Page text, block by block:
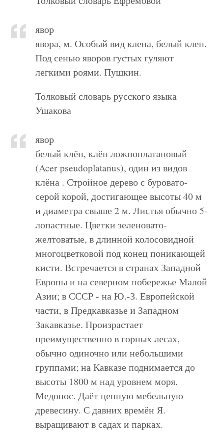
явор
явора, м. Особый вид клена, белый клен.
Под сенью яворов густых гуляют
легкими роями. Пушкин.
Толковый словарь русского языка
Ушакова
явор
белый клён, клён ложноплатановый
(Acer pseudoplatanus), один из видов
клёна . Стройное дерево с буровато-
серой корой, достигающее высоты 40 м
и диаметра свыше 2 м. Листья обычно 5-
лопастные. Цветки зеленовато-
желтоватые, в длинной колосовидной
многоцветковой под конец поникающей
кисти. Встречается в странах Западной
Европы и на северном побережье Малой
Азии; в СССР - на Ю.-З. Европейской
части, в Предкавказье и Западном
Закавказье. Произрастает
преимущественно в горных лесах,
обычно одиночно или небольшими
группами; на Кавказе поднимается до
высоты 1800 м над уровнем моря.
Медонос. Даёт ценную мебельную
древесину. С давних времён Я.
выращивают в садах и парках.